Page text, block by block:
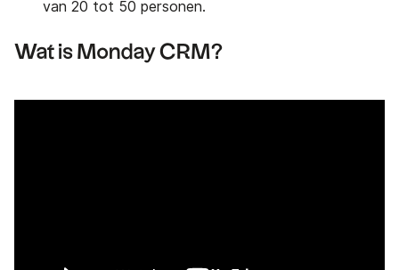
van 20 tot 50 personen.
Wat is Monday CRM?